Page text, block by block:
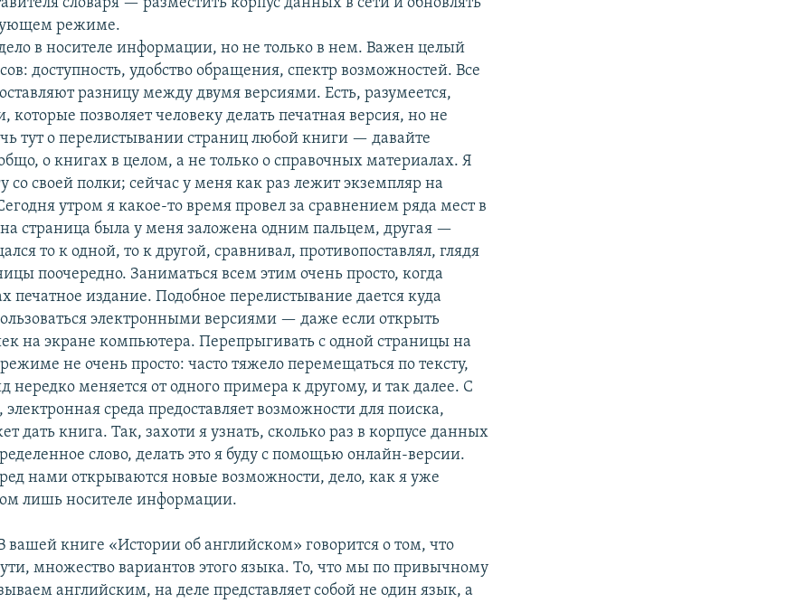
режиме.
в носителе информации, но не только в нем. Важен целый
доступность, удобство обращения, спектр возможностей. Все
разницу между двумя версиями. Есть, разумеется,
которые позволяет человеку делать печатная версия, но не
тут о перелистывании страниц любой книги — давайте
о книгах в целом, а не только о справочных материалах. Я
со своей полки; сейчас у меня как раз лежит экземпляр на
утром я какое-то время провел за сравнением ряда мест в
страница была у меня заложена одним пальцем, другая —
то к одной, то к другой, сравнивал, противопоставлял, глядя
поочередно. Заниматься всем этим очень просто, когда
печатное издание. Подобное перелистывание дается куда
электронными версиями — даже если открыть
на экране компьютера. Перепрыгивать с одной страницы на
не очень просто: часто тяжело перемещаться по тексту,
нередко меняется от одного примера к другому, и так далее. С
среда предоставляет возможности для поиска,
дать книга. Так, захоти я узнать, сколько раз в корпусе данных
слово, делать это я буду с помощью онлайн-версии.
нами открываются новые возможности, дело, как я уже
лишь носителе информации.
вашей книге «Истории об английском» говорится о том, что
множество вариантов этого языка. То, что мы по привычному
английским, на деле представляет собой не один язык, а